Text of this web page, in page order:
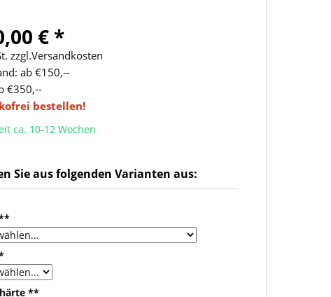
€ *
zzgl.Versandkosten
ab €150,--
€350,--
bestellen!
ca. 10-12 Wochen
Sie aus folgenden Varianten aus:
**